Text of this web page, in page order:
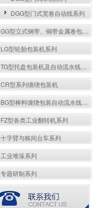
DGG型门式宽卷自动线系列
GG型立式钢带、铜带金属卷包装机系列
LG型轮胎包装机系列
TG型托盘包装机及自动流水线系列
CR型系列缠绕包装机
BG型棒料缠绕包装自动流水线系列
FZ型各类工业翻转机系列
十字臂与栋间台车系列
工业堆垛系列
专题研制系列